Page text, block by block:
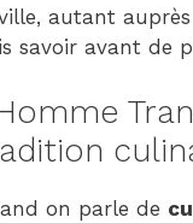
autant auprès
savoir avant de
on parle de